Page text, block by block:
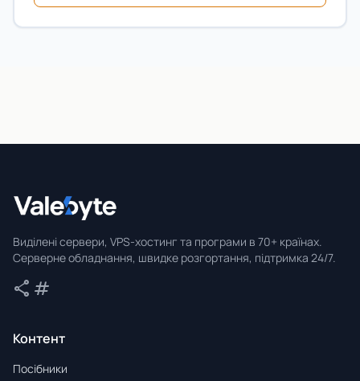
Виділені сервери, VPS-хостинг та програми в 70+ країнах.
Серверне обладнання, швидке розгортання, підтримка 24/7.
share Поділитися
tag
Контент
Посібники